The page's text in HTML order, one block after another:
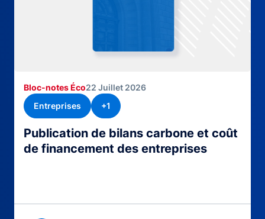
Publication de bilans carbone et coût
de financement des entreprises
Bloc-notes Éco22 Juillet 2026
Entreprises
+1